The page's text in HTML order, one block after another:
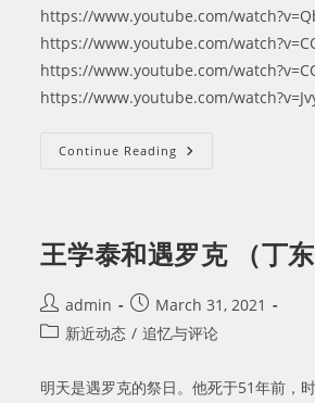
罗
https://www.youtube.com/
https://www.youtube.com/
https://www.youtube.com/
https://www.youtube.com/
Continue Reading 《出
—
遇
罗
（《百
家
人
物》）
王学泰和遇罗克 （丁东
Post
author:
admin
Post
published:
March 31, 2021
Post新近动态 / 追忆与评论
明天是遇罗克的祭日。他死于51年前，